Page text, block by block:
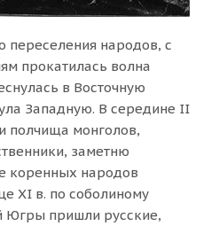
переселения народов, с
прокатилась волна
в Восточную
Западную. В середине II
полчища монголов,
заметню
коренных народов
XI в. по соболиному
Югры пришли русские,